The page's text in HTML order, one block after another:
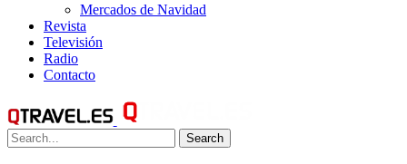
Mercados de Navidad
Revista
Televisión
Radio
Contacto
Search